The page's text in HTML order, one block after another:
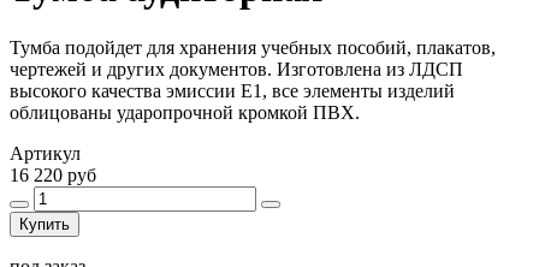
Тумба подойдет для хранения учебных пособий, плакатов,
чертежей и других документов. Изготовлена из ЛДСП
высокого качества эмиссии Е1, все элементы изделий
облицованы ударопрочной кромкой ПВХ.
Артикул
16 220 руб
Купить